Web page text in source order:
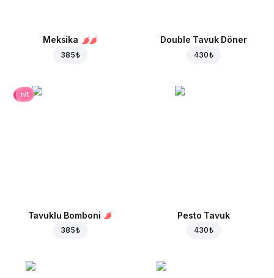
Meksika
385 ₺
Double Tavuk Döner
430 ₺
hit
Tavuklu Bomboni
385 ₺
Pesto Tavuk
430 ₺